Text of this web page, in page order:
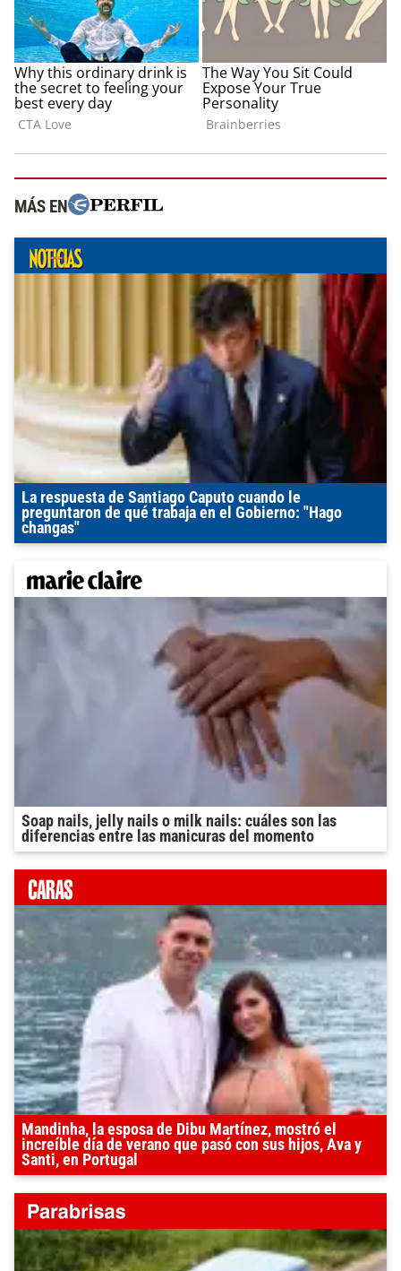
MÁS EN
La respuesta de Santiago Caputo cuando le
preguntaron de qué trabaja en el Gobierno: "Hago
changas"
Soap nails, jelly nails o milk nails: cuáles son las
diferencias entre las manicuras del momento
Mandinha, la esposa de Dibu Martínez, mostró el
increíble día de verano que pasó con sus hijos, Ava y
Santi, en Portugal